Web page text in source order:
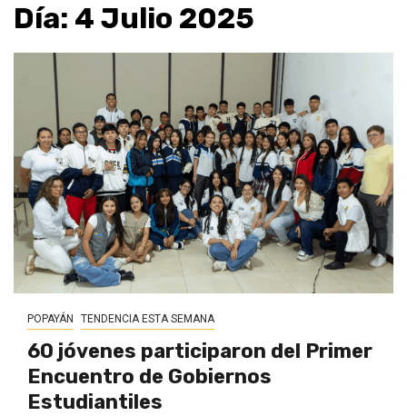
Día: 4 Julio 2025
POPAYÁN TENDENCIA ESTA SEMANA
60 jóvenes participaron del Primer
Encuentro de Gobiernos
Estudiantiles